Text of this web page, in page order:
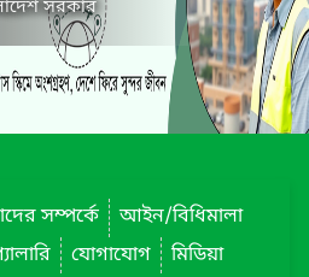
সরকার
সম্পর্কে
আইন/বিধিমালা
যোগাযোগ
মিডিয়া